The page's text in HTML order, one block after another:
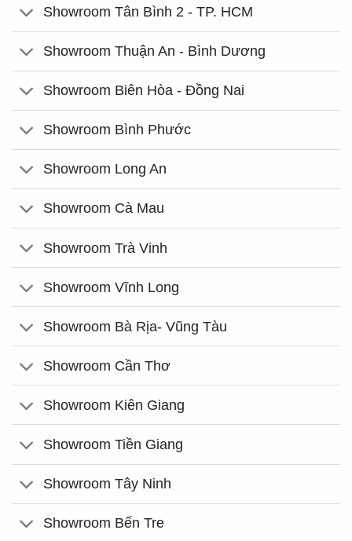
Showroom Tân Bình 2 - TP. HCM
Showroom Thuận An - Bình Dương
Showroom Biên Hòa - Đồng Nai
Showroom Bình Phước
Showroom Long An
Showroom Cà Mau
Showroom Trà Vinh
Showroom Vĩnh Long
Showroom Bà Rịa- Vũng Tàu
Showroom Cần Thơ
Showroom Kiên Giang
Showroom Tiền Giang
Showroom Tây Ninh
Showroom Bến Tre